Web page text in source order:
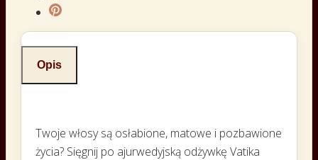
Opis
Twoje włosy są osłabione, matowe i pozbawione
życia? Sięgnij po ajurwedyjską odżywkę Vatika